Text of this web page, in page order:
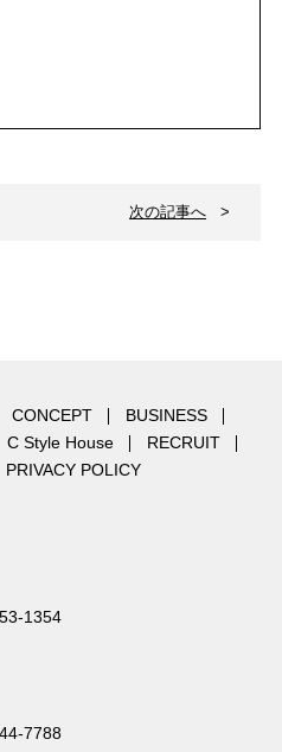
次の記事へ >
CONCEPT
BUSINESS
C Style House
RECRUIT
PRIVACY POLICY
1354
7788